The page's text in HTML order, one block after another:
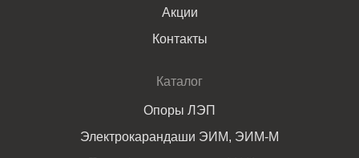
Акции
Контакты
Каталог
Опоры ЛЭП
Электрокарандаши ЭИМ, ЭИМ-М